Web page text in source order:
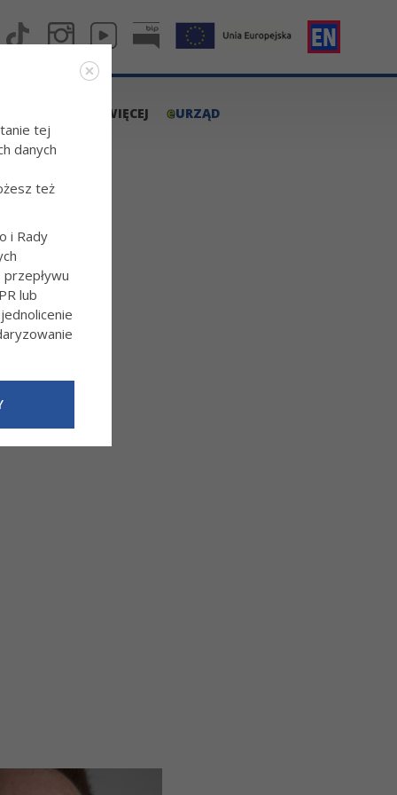
WIĘCEJ eURZĄD
tej
danych
też
i Rady
lub
Wiecej-